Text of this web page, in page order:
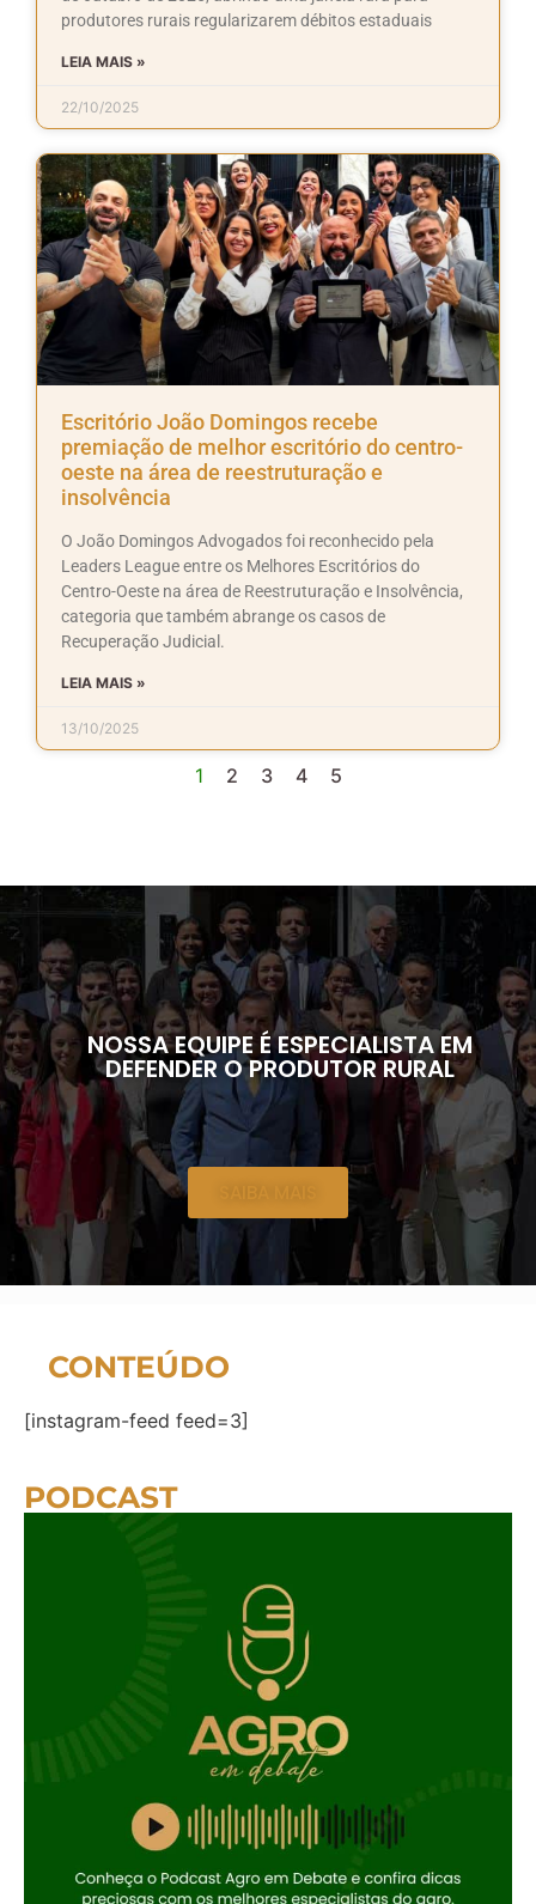
produtores rurais regularizarem débitos estaduais
LEIA MAIS »
22/10/2025
Escritório João Domingos recebe
premiação de melhor escritório do centro-
oeste na área de reestruturação e
insolvência
O João Domingos Advogados foi reconhecido pela
Leaders League entre os Melhores Escritórios do
Centro-Oeste na área de Reestruturação e Insolvência,
categoria que também abrange os casos de
Recuperação Judicial.
LEIA MAIS »
13/10/2025
1 2 3 4 5
NOSSA EQUIPE É ESPECIALISTA EM
DEFENDER O PRODUTOR RURAL
SAIBA MAIS
CONTEÚDO
[instagram-feed feed=3]
PODCAST